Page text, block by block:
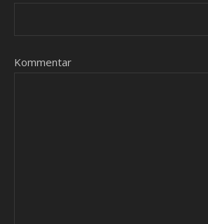
Kommentar